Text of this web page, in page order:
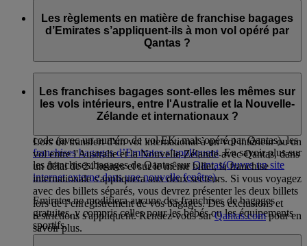
Les règlements en matière de franchise bagages
d’Emirates s’appliquent-ils à mon vol opéré par
Qantas ?
les franchises bagages de Qantas s’appliquent. Cela comprend
les vols QF échangés à l'aide de vos Miles Skywards et les
vols intérieurs en correspondance en Australie et vers la
code (avec un numéro de vol EK, mais opéré par Qantas), les
franchises bagages d’Emirates s’appliquent. En savoir plus sur
les franchises bagages de Qantas surQantas(Ouvre un site
internet externe dans une nouvelle fenêtre).
Emirates ne modifiera aucune des franchises de bagages
gratuites, y compris celles pour les bébés ou les équipements
sportifs.
Les franchises bagages sont-elles les mêmes sur
les vols intérieurs, entre l'Australie et la Nouvelle-
Zélande et internationaux ?
Lors du transfert d'un vol international à un vol intérieur ou un
vol entre l'Australie et la Nouvelle-Zélande avec Qantas, dans
un délai de 24 heures et sur le même billet, la franchise
internationale s'appliquera aux deux secteurs. Si vous voyagez
avec des billets séparés, vous devrez présenter les deux billets
lors de l’enregistrement de vos bagages. Des exclusions et
restrictions s'appliquent. Rendez-vous surQantas.compour en
savoir plus.